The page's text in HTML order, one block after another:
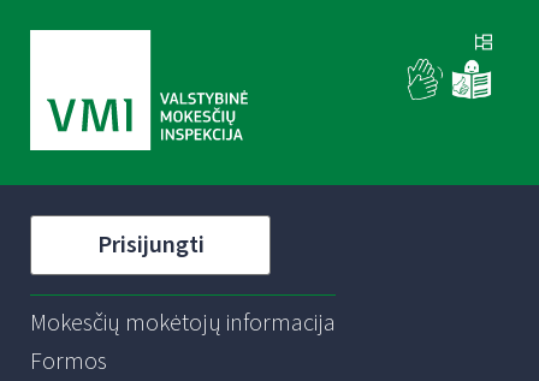
Prisijungti
Mokesčių mokėtojų informacija
Formos